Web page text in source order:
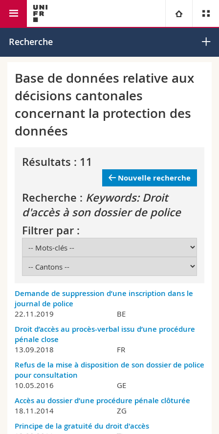
Université
Campus
Recherche
Théologie
Droit
Lettres et sciences humaines
Sciences de l'éducation et de la formation
Sciences et médecine
Interfacultaire
Vous êtes
Futurs étudiants
Chercheurs
Collaborateurs
Doctorants
Ressources
Bibliothèques
Webmail
Programme des cours
Faculté de droit Institut de droit européen
Recherche
Base de données relative aux
décisions cantonales
concernant la protection des
données
Résultats : 11
Nouvelle recherche
Recherche : Keywords: Droit
d'accès à son dossier de police
Filtrer par :
Demande de suppression d’une inscription dans le
journal de police
22.11.2019 BE
Droit d’accès au procès-verbal issu d’une procédure
pénale close
13.09.2018 FR
Refus de la mise à disposition de son dossier de police
pour consultation
10.05.2016 GE
Accès au dossier d’une procédure pénale clôturée
18.11.2014 ZG
Principe de la gratuité du droit d'accès